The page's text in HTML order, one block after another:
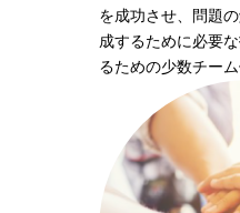
を成功させ、問題
成するために必要
るための少数チーム